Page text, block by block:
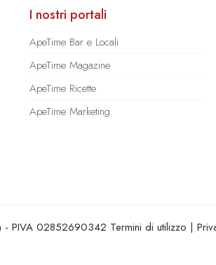
I nostri portali
ApeTime Bar e Locali
ApeTime Magazine
ApeTime Ricette
ApeTime Marketing
- PIVA 02852690342 Termini di utilizzo |